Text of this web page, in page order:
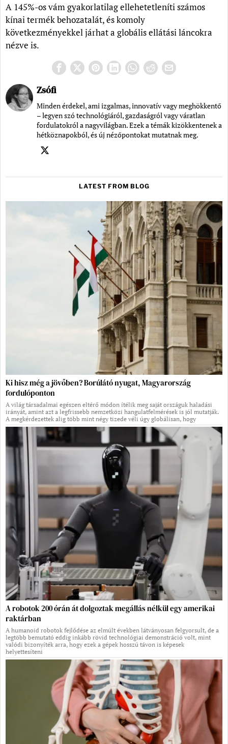
A 145%-os vám gyakorlatilag ellehetetleníti számos
kínai termék behozatalát, és komoly
következményekkel járhat a globális ellátási láncokra
nézve is.
Zsófi
Minden érdekel, ami izgalmas, innovatív vagy meghökkentő
– legyen szó technológiáról, gazdaságról vagy váratlan
fordulatokról a nagyvilágban. Ezek a témák kizökkentenek a
hétköznapokból, és új nézőpontokat mutatnak meg.
LATEST FROM BLOG
Ki hisz még a jövőben? Borúlátó nyugat, Magyarország
fordulóponton
A világ társadalmai egészen eltérő módon ítélik meg saját országuk haladási
irányát, amint azt a legfrissebb nemzetközi hangulatfelmérések is jól mutatják.
A megkérdezettek alig több mint négy tizede véli úgy globálisan, hogy
A robotok 200 órán át dolgoztak megállás nélkül egy amerikai
raktárban
A humanoid robotok fejlődése az elmúlt években látványosan felgyorsult, de a
legtöbb bemutató eddig inkább rövid technológiai demonstráció volt, mint
valódi bizonyíték arra, hogy ezek a gépek hosszú távon is képesek
helyettesíteni